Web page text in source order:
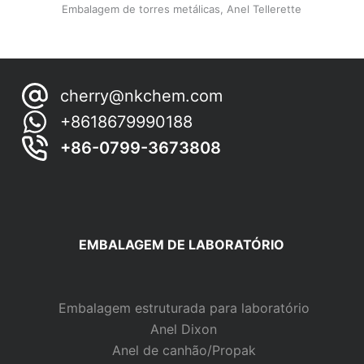
Embalagem de torres metálicas,Anel Tellerette
cherry@nkchem.com
+8618679990188
+86-0799-3673808
EMBALAGEM DE LABORATÓRIO
Embalagem estruturada para laboratório
Anel Dixon
Anel de canhão/Propak